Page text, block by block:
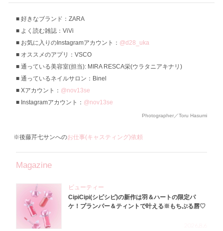
好きなブランド：ZARA
よく読む雑誌：ViVi
お気に入りのInstagramアカウント： @d28_uka
オススメのアプリ：VSCO
通っている美容室(担当): MIRA RESCA栄(ウラタニアキナリ)
通っているネイルサロン：Binel
Xアカウント： @nov13se
Instagramアカウント： @nov13se
Photographer／Toru Hasumi
※後藤芹七サンへのお仕事(キャスティング)依頼
Magazine
ビューティー
CipiCipi(シピシピ)の新作は羽＆ハートの限定パ
ケ！プランパー＆ティントで叶える※もちぷる唇♡